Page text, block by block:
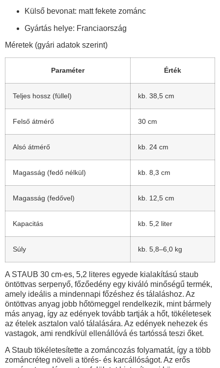
Külső bevonat: matt fekete zománc
Gyártás helye: Franciaország
Méretek (gyári adatok szerint)
Paraméter Érték
Teljes hossz (füllel) kb. 38,5 cm
Felső átmérő 30 cm
Alsó átmérő kb. 24 cm
Magasság (fedő nélkül) kb. 8,3 cm
Magasság (fedővel) kb. 12,5 cm
Kapacitás kb. 5,2 liter
Súly kb. 5,8–6,0 kg
A STAUB 30 cm-es, 5,2 literes egyede kialakítású staub
öntöttvas serpenyő, főzőedény egy kiváló minőségű termék,
amely ideális a mindennapi főzéshez és tálaláshoz. Az
öntöttvas anyag jobb hőtömeggel rendelkezik, mint bármely
más anyag, így az edények tovább tartják a hőt, tökéletesek
az ételek asztalon való tálalására. Az edények nehezek és
vastagok, ami rendkívül ellenállóvá és tartóssá teszi őket.
A Staub tökéletesítette a zománcozás folyamatát, így a több
zománcréteg növeli a törés- és karcállóságot. Az erős